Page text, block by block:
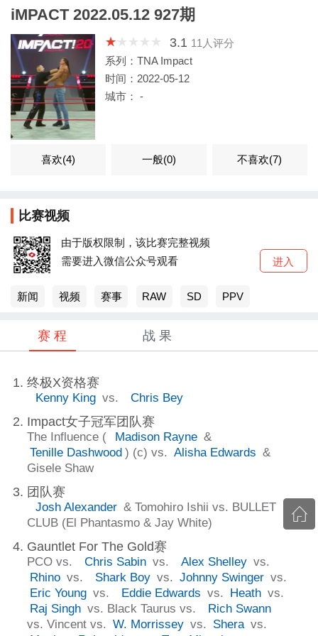
iMPACT 2022.05.12 927期
3.1 11人评分
系列：TNA Impact
时间：2022-05-12
城市： -
喜欢(4) 一般(0) 不喜欢(7)
比赛视频
由于版权限制，该比赛完整视频
需要进入微信公众号观看
进入
新闻 视频 赛事 RAW SD PPV
赛 程 战 果
终极X资格赛
Kenny King vs. Chris Bey
Impact女子冠军团队赛
The Influence ( Madison Rayne &
Tenille Dashwood ) (c) vs. Alisha Edwards &
Gisele Shaw
团队赛
Josh Alexander & Tomohiro Ishii vs. BULLET
CLUB (El Phantasmo & Jay White)
Gauntlet For The Gold赛
PCO vs. Chris Sabin vs. Alex Shelley vs.
Rhino vs. Shark Boy vs. Johnny Swinger vs.
Eric Young vs. Eddie Edwards vs. Heath vs.
Raj Singh vs. Black Taurus vs.
Rich Swann
vs. Vincent vs. W. Morrissey vs. Shera vs.